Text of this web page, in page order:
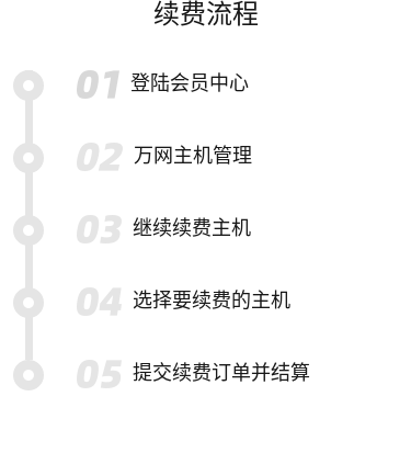
续费流程
登陆会员中心
万网主机管理
继续续费主机
选择要续费的主机
提交续费订单并结算